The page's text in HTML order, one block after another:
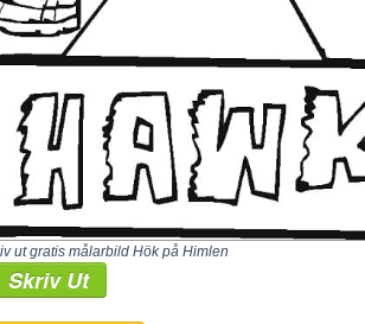
ut gratis målarbild Hök på Himlen
Skriv Ut